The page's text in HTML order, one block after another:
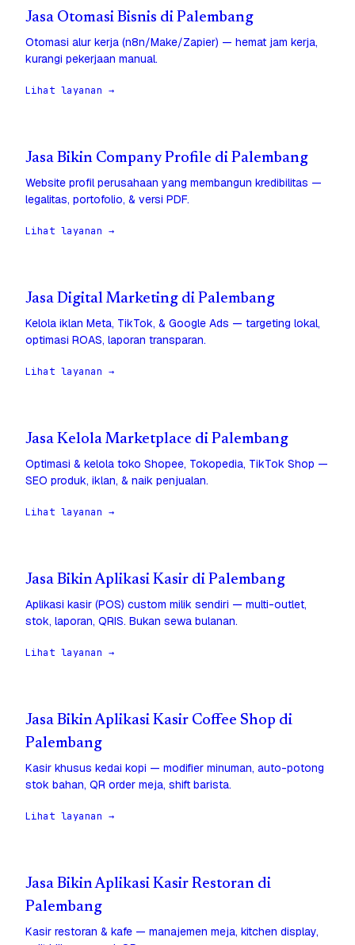
Jasa Otomasi Bisnis di Palembang
Otomasi alur kerja (n8n/Make/Zapier) — hemat jam kerja,
kurangi pekerjaan manual.
Lihat layanan →
Jasa Bikin Company Profile di Palembang
Website profil perusahaan yang membangun kredibilitas —
legalitas, portofolio, & versi PDF.
Lihat layanan →
Jasa Digital Marketing di Palembang
Kelola iklan Meta, TikTok, & Google Ads — targeting lokal,
optimasi ROAS, laporan transparan.
Lihat layanan →
Jasa Kelola Marketplace di Palembang
Optimasi & kelola toko Shopee, Tokopedia, TikTok Shop —
SEO produk, iklan, & naik penjualan.
Lihat layanan →
Jasa Bikin Aplikasi Kasir di Palembang
Aplikasi kasir (POS) custom milik sendiri — multi-outlet,
stok, laporan, QRIS. Bukan sewa bulanan.
Lihat layanan →
Jasa Bikin Aplikasi Kasir Coffee Shop di
Palembang
Kasir khusus kedai kopi — modifier minuman, auto-potong
stok bahan, QR order meja, shift barista.
Lihat layanan →
Jasa Bikin Aplikasi Kasir Restoran di
Palembang
Kasir restoran & kafe — manajemen meja, kitchen display,